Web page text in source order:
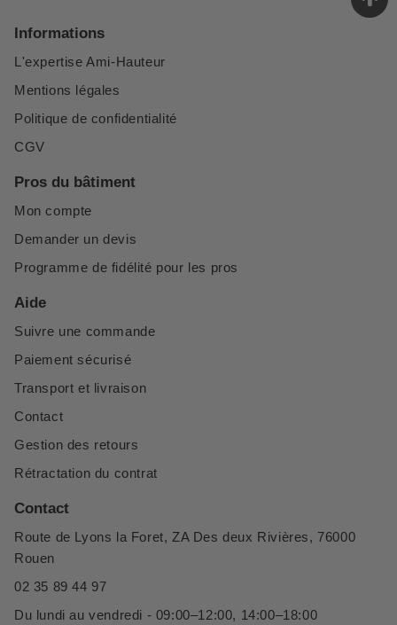
Informations
L'expertise Ami-Hauteur
Mentions légales
Politique de confidentialité
CGV
Pros du bâtiment
Mon compte
Demander un devis
Programme de fidélité pour les pros
Aide
Suivre une commande
Paiement sécurisé
Transport et livraison
Contact
Gestion des retours
Rétractation du contrat
Contact
Route de Lyons la Foret, ZA Des deux Rivières, 76000
Rouen
02 35 89 44 97
Du lundi au vendredi - 09:00–12:00, 14:00–18:00